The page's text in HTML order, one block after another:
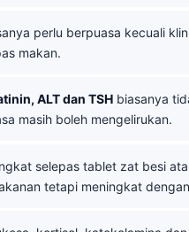
perlu berpuasa kecuali
makan.
ALT dan TSH biasanya
masih boleh mengelirukan.
selepas tablet zat besi
tetapi meningkat